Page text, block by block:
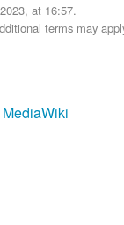
at 16:57.
terms may